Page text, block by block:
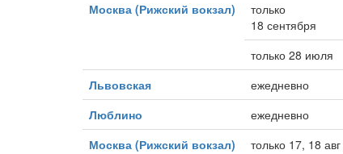
Москва (Рижский вокзал)
только
18 сентября
только 28 июля
Львовская
ежедневно
Люблино
ежедневно
Москва (Рижский вокзал)
только 17, 18 авг